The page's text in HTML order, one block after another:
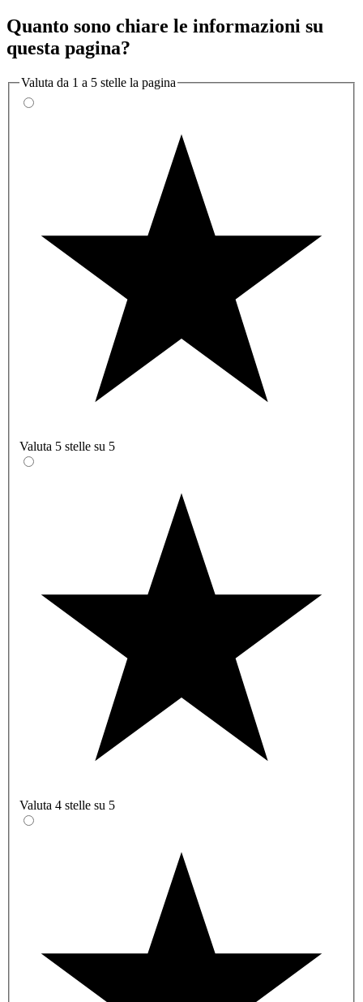
Quanto sono chiare le informazioni su
questa pagina?
Valuta da 1 a 5 stelle la pagina
Valuta 5 stelle su 5
Valuta 4 stelle su 5